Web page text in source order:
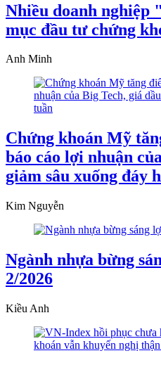
Nhiều doanh nghiệp
mục đầu tư chứng
Anh Minh
Chứng khoán Mỹ
báo cáo lợi nhuận
giảm sâu xuống đáy
Kim Nguyễn
Ngành nhựa bừng
2/2026
Kiều Anh